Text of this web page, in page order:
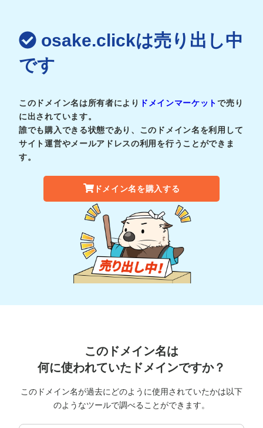
osake.clickは売り出し中
です
このドメイン名は所有者により ドメインマーケットで売り
に出されています。
誰でも購入できる状態であり、このドメイン名を利用して
サイト運営やメールアドレスの利用を行うことができま
す。
ドメイン名を購入する
このドメイン名は
何に使われていたドメインですか？
このドメイン名が過去にどのように使用されていたかは以下
のようなツールで調べることができます。